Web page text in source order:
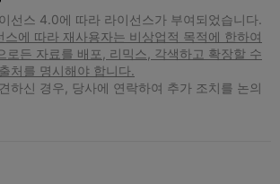
선스 4.0에 따라 라이선스가 부여되었습니다.
스에 따라 재사용자는 비상업적 목적에 한하여
로든 자료를 배포, 리믹스, 각색하고 확장할 수
처를 명시해야 합니다.
하신 경우, 당사에 연락하여 추가 조치를 논의